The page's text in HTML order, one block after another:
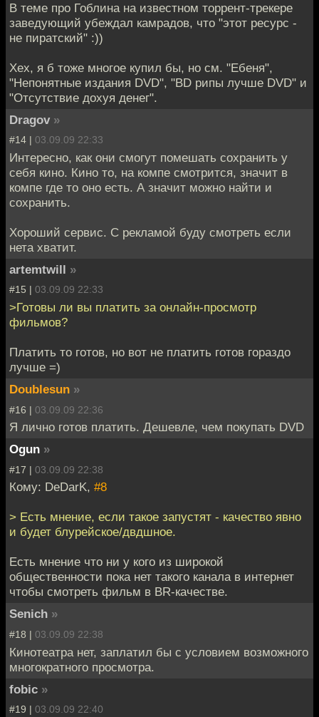
В теме про Гоблина на известном торрент-трекере
заведующий убеждал камрадов, что "этот ресурс -
не пиратский" :))
Хех, я б тоже многое купил бы, но см. "Ебеня",
"Непонятные издания DVD", "BD рипы лучше DVD" и
"Отсутствие дохуя денег".
Dragov »
#14 | 03.09.09 22:33
Интересно, как они смогут помешать сохранить у
себя кино. Кино то, на компе смотрится, значит в
компе где то оно есть. А значит можно найти и
сохранить.
Хороший сервис. С рекламой буду смотреть если
нета хватит.
artemtwill »
#15 | 03.09.09 22:33
>Готовы ли вы платить за онлайн-просмотр
фильмов?
Платить то готов, но вот не платить готов гораздо
лучше =)
Doublesun »
#16 | 03.09.09 22:36
Я лично готов платить. Дешевле, чем покупать DVD
Ogun »
#17 | 03.09.09 22:38
Кому: DeDarK, #8
> Есть мнение, если такое запустят - качество явно
и будет блурейское/двдшное.
Есть мнение что ни у кого из широкой
общественности пока нет такого канала в интернет
чтобы смотреть фильм в BR-качестве.
Senich »
#18 | 03.09.09 22:38
Кинотеатра нет, заплатил бы с условием возможного
многократного просмотра.
fobic »
#19 | 03.09.09 22:40